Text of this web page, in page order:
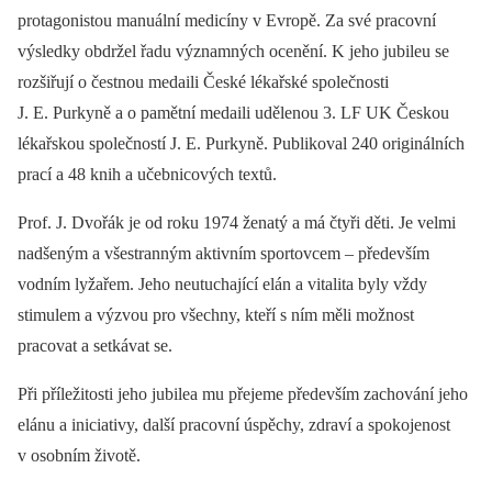
protagonistou manuální medicíny v Evropě. Za své pracovní
výsledky obdržel řadu významných ocenění. K jeho jubileu se
rozšiřují o čestnou medaili České lékařské společnosti
J. E. Purkyně a o pamětní medaili udělenou 3. LF UK Českou
lékařskou společností J. E. Purkyně. Publikoval 240 originálních
prací a 48 knih a učebnicových textů.
Prof. J. Dvořák je od roku 1974 ženatý a má čtyři děti. Je velmi
nadšeným a všestranným aktivním sportovcem –⁠ především
vodním lyžařem. Jeho neutuchající elán a vitalita byly vždy
stimulem a výzvou pro všechny, kteří s ním měli možnost
pracovat a setkávat se.
Při příležitosti jeho jubilea mu přejeme především zachování jeho
elánu a iniciativy, další pracovní úspěchy, zdraví a spokojenost
v osobním životě.